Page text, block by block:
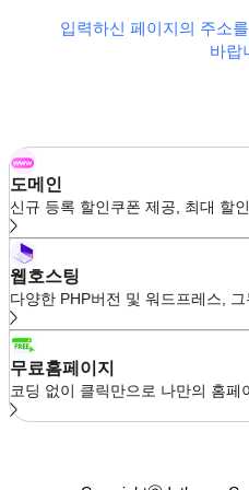
입력하신 페이지의 주소
바랍
도메인
신규 등록 할인쿠폰 제공, 최대 할
웹호스팅
다양한 PHP버전 및 워드프레스,
무료홈페이지
코딩 없이 클릭만으로 나만의 홈페